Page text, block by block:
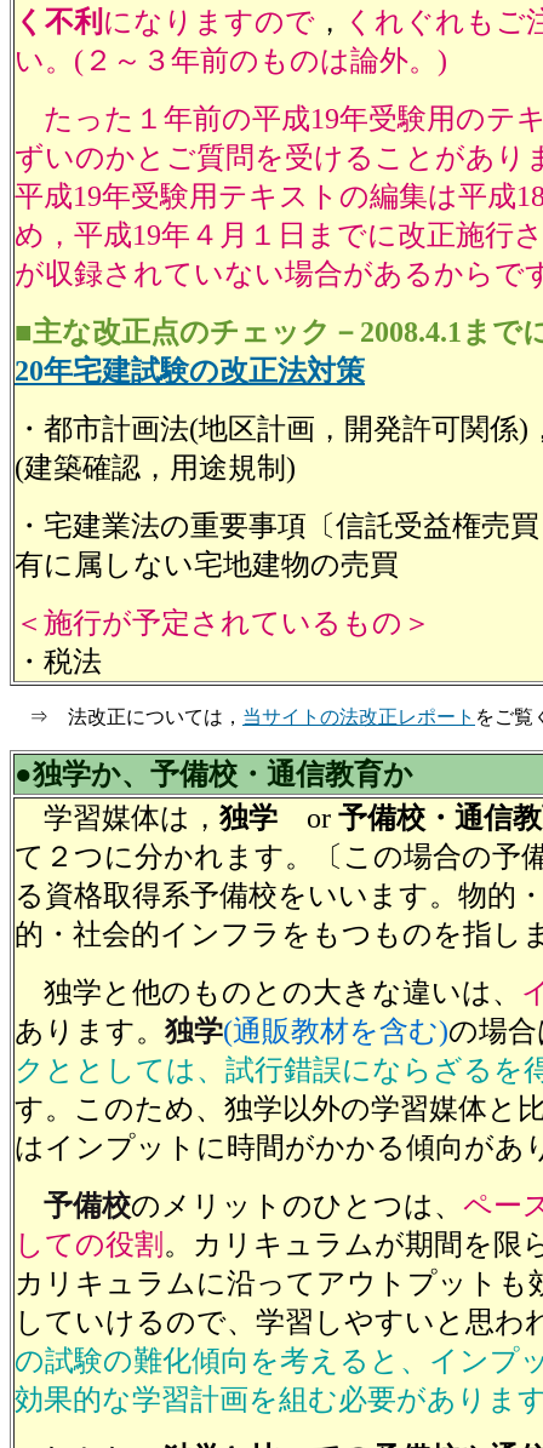
く不利 になりますので ，
くれぐれもご
い。(２～３年前のものは論外。)
たった１年前の平成19年受験用のテ
ずいのかとご質問を受けることがあり
平成19年受験用テキストの編集は平成
め，平成19年４月１日までに改正施行
が収録されていない場合があるからで
■主な改正点のチェック－2008.4.1まで
20年宅建試験の改正法対策
・都市計画法(地区計画，開発許可関係)
(建築確認，用途規制)
・宅建業法の重要事項〔信託受益権売
有に属しない宅地建物の売買
＜施行が予定されているもの＞
・税法
⇒ 法改正については， 当サイトの法改正レポート をご覧
●独学か、予備校・通信教育か
学習媒体は， 独学 or 予備校・通信
て２つに分かれます。〔この場合の予
る資格取得系予備校をいいます。物的
的・社会的インフラをもつものを指し
独学と他のものとの大きな違いは、
あります。 独学(通販教材を含む)の場
クととしては、試行錯誤にならざるを
す。このため、独学以外の学習媒体と
はインプットに時間がかかる傾向があ
予備校のメリットのひとつは、 ペー
しての役割 。カリキュラムが期間を限
カリキュラムに沿ってアウトプットも
していけるので、学習しやすいと思わ
の試験の難化傾向を考えると、インプ
効果的な学習計画を組む必要がありま